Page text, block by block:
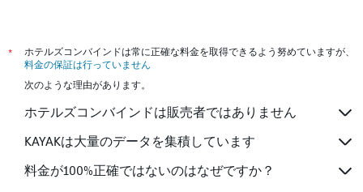
*
ホテルズコンバインドは常に正確な料金を取得できるよう努めていますが、
料金の保証は行っていません
次のような理由があります。
ホテルズコンバインドは販売者ではありません
KAYAKは大量のデータを集積しています
料金が100%正確ではないのはなぜですか？